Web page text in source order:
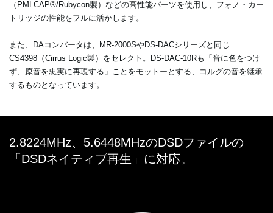
（PMLCAP®/Rubycon製）などの高性能パーツを使用し、フォノ・カー
トリッジの性能をフルに活かします。
また、DAコンバータは、MR-2000SやDS-DACシリーズと同じ
CS4398（Cirrus Logic製）をセレクト。DS-DAC-10Rも「音に色をつけ
ず、原音を忠実に再現する」ことをモットーとする、コルグの音を継承
するものとなっています。
2.8224MHz、5.6448MHzのDSDファイルの
「DSDネイティブ再生」に対応。